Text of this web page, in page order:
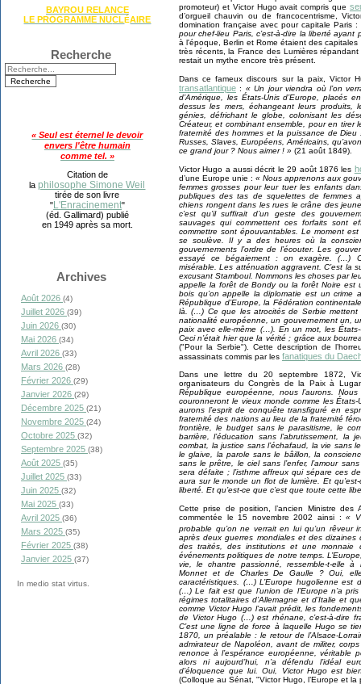
BAYROU RELANCE
LE PROGRAMME NUCLÉAIRE
Recherche
« Seul est éternel le devoir
envers l'être humain
comme tel. »
Citation de
laphilosophe Simone Weil
tirée de son livre
"L'Enracinement"
(éd. Gallimard) publié
en 1949 après sa mort.
Archives
Août 2026 (4)
Juillet 2026 (39)
Juin 2026 (30)
Mai 2026 (34)
Avril 2026 (33)
Mars 2026 (28)
Février 2026 (29)
Janvier 2026 (29)
Décembre 2025 (21)
Novembre 2025 (24)
Octobre 2025 (32)
Septembre 2025 (38)
Août 2025 (35)
Juillet 2025 (33)
Juin 2025 (32)
Mai 2025 (33)
Avril 2025 (36)
Mars 2025 (35)
Février 2025 (38)
Janvier 2025 (37)
In medio stat virtus.
promoteur) et Victor Hugo avait compris que
d’orgueil chauvin ou de francocentrisme,
domination française avec pour capitale Paris :
pour chef-lieu Paris, c’est-à-dire la liberté ayant
à l'époque, Berlin et Rome étaient des
très récents, la France des Lumières
restait un mythe encore très présent.
Dans ce fameux discours sur la paix, Victor
transatlantique : « Un jour viendra où l’on
d’Amérique, les États-Unis d’Europe, placés
dessus les mers, échangeant leurs produits,
génies, défrichant le globe, colonisant les
Créateur, et combinant ensemble, pour en
fraternité des hommes et la puissance de
Russes, Slaves, Européens, Américains,
ce grand jour ? Nous aimer ! » (21 août 1849).
Victor Hugo a aussi décrit le 29 août 1876 les
d’une Europe unie : « Nous apprenons aux
femmes grosses pour leur tuer les enfants
publiques des tas de squelettes de femmes
chiens rongent dans les rues le crâne des
c’est qu’il suffirait d’un geste des
sauvages qui commettent ces forfaits sont
commettre sont épouvantables. Le moment
se soulève. Il y a des heures où la
gouvernements l’ordre de l’écouter. Les
essayé ce bégaiement : on exagère. (…)
misérable. Les atténuation aggravent. C’est la
excusant Stamboul. Nommons les choses par
appelle la forêt de Bondy ou la forêt Noire
bois qu’on appelle la diplomatie est un
République d’Europe, la Fédération
là. (…) Ce que les atrocités de Serbie mettent
nationalité européenne, un gouvernement un,
paix avec elle-même (…). En un mot, les
Ceci n’était hier que la vérité ; grâce aux
("Pour la Serbie"). Cette description de
assassinats commis par les fanatiques du
Dans une lettre du 20 septembre 1872,
organisateurs du Congrès de la Paix à
République européenne, nous l’aurons.
couronneront le vieux monde comme les
aurons l’esprit de conquête transfiguré en
fraternité des nations au lieu de la fraternité
frontière, le budget sans le parasitisme, le
barrière, l’éducation sans l’abrutissement,
combat, la justice sans l’échafaud, la vie sans
le glaive, la parole sans le bâillon, la
sans le prêtre, le ciel sans l’enfer, l’amour
sera défaite ; l’isthme affreux qui sépare ces
aura sur le monde un flot de lumière. Et
liberté. Et qu’est-ce que c’est que toute cette
Cette prise de position, l’ancien Ministre des
commentée le 15 novembre 2002 ainsi :«
probable qu’on ne verrait en lui qu’un rêveur
après deux guerres mondiales et des
des traités, des institutions et une monnaie
événements politiques de notre temps.
vie, le chantre passionné, ressemble-t-elle à
Monnet et de Charles De Gaulle ? Oui,
caractéristiques. (…) L’Europe hugolienne est
(…) Le fait est que l’union de l’Europe n’a
régimes totalitaires d’Allemagne et d’Italie et
comme Victor Hugo l’avait prédit, les
de Victor Hugo (…) est rhénane, c’est-à-dire
C’est une ligne de force à laquelle Hugo se
1870, un préalable : le retour de l’Alsace-
admirateur de Napoléon, avant de militer,
renonce à l’espérance européenne,
alors ni aujourd’hui, n’a défendu l’idéal
d’éloquence que lui. Oui, Victor Hugo est
(Colloque au Sénat, "Victor Hugo, l’Europe et la